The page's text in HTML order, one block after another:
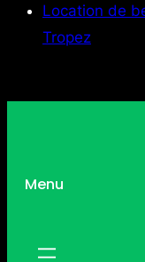
Location de
Tropez
Menu